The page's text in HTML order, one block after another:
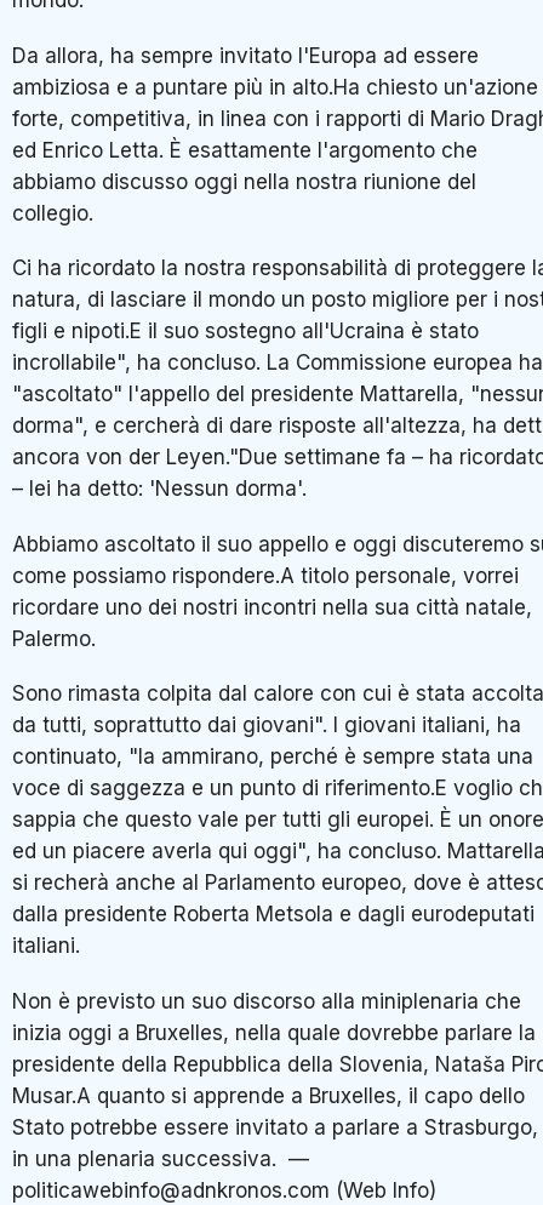
Da allora, ha sempre invitato l'Europa ad essere
ambiziosa e a puntare più in alto.Ha chiesto un'azione
forte, competitiva, in linea con i rapporti di Mario
ed Enrico Letta. È esattamente l'argomento che
abbiamo discusso oggi nella nostra riunione del
collegio.
Ci ha ricordato la nostra responsabilità di proteggere
natura, di lasciare il mondo un posto migliore per i
figli e nipoti.E il suo sostegno all'Ucraina è stato
incrollabile", ha concluso. La Commissione europea ha
"ascoltato" l'appello del presidente Mattarella,
dorma", e cercherà di dare risposte all'altezza, ha
ancora von der Leyen."Due settimane fa – ha
– lei ha detto: 'Nessun dorma'.
Abbiamo ascoltato il suo appello e oggi discuteremo
come possiamo rispondere.A titolo personale, vorrei
ricordare uno dei nostri incontri nella sua città natale,
Palermo.
Sono rimasta colpita dal calore con cui è stata accolta
da tutti, soprattutto dai giovani". I giovani italiani, ha
continuato, "la ammirano, perché è sempre stata una
voce di saggezza e un punto di riferimento.E voglio
sappia che questo vale per tutti gli europei. È un onore
ed un piacere averla qui oggi", ha concluso.
si recherà anche al Parlamento europeo, dove è
dalla presidente Roberta Metsola e dagli eurodeputati
italiani.
Non è previsto un suo discorso alla miniplenaria che
inizia oggi a Bruxelles, nella quale dovrebbe parlare la
presidente della Repubblica della Slovenia, Nataša
Musar.A quanto si apprende a Bruxelles, il capo dello
Stato potrebbe essere invitato a parlare a Strasburgo,
in una plenaria successiva. —
politicawebinfo@adnkronos.com (Web Info)